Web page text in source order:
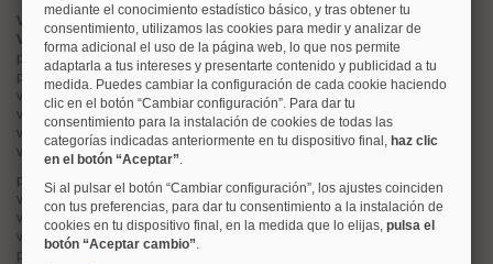
Valorar vivienda online
Vender piso
pisos en
chamberí
pisos enmoncloa
viviendas en argüelles
viviendas en
tetuán
viviendas en
cuatro caminos
viviendas en chamartín
pisos en rios rosas
viviendas en
prosperidad
viviendas en
hispanoamerica
viviendas en ciudad lineal
pisos en
salamanca
mediante el conocimiento estadístico básico, y tras obtener tu
consentimiento, utilizamos las cookies para medir y analizar de
forma adicional el uso de la página web, lo que nos permite
adaptarla a tus intereses y presentarte contenido y publicidad a tu
medida. Puedes cambiar la configuración de cada cookie haciendo
clic en el botón “Cambiar configuración”. Para dar tu
consentimiento para la instalación de cookies de todas las
categorías indicadas anteriormente en tu dispositivo final, haz clic
en el botón “Aceptar”.
Si al pulsar el botón “Cambiar configuración”, los ajustes coinciden
con tus preferencias, para dar tu consentimiento a la instalación de
cookies en tu dispositivo final, en la medida que lo elijas, pulsa el
botón “Aceptar cambio”.